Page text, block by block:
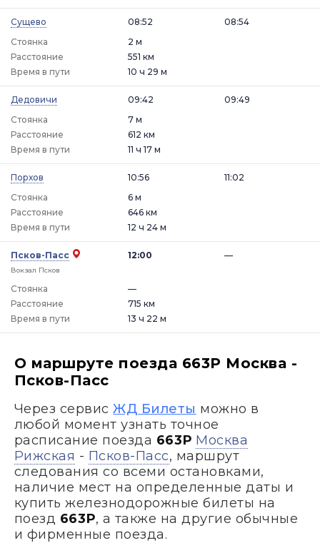
Сущево
08:52
Стоянка
2 м
08:54
Расстояние
551 км
Время в пути
10 ч 29 м
Дедовичи
09:42
Стоянка
7 м
09:49
Расстояние
612 км
Время в пути
11 ч 17 м
Порхов
10:56
Стоянка
6 м
11:02
Расстояние
646 км
Время в пути
12 ч 24 м
Псков-Пасс
Вокзал Псков
12:00
Стоянка —
—
Расстояние
715 км
Время в пути
13 ч 22 м
О маршруте поезда 663Р Москва -
Псков-Пасс
Через сервисЖД Билеты можно в
любой момент узнать точное
расписание поезда 663Р Москва
Рижская - Псков-Пасс, маршрут
следования со всеми остановками,
наличие мест на определенные даты и
купить железнодорожные билеты на
поезд 663Р, а также на другие обычные
и фирменные поезда.